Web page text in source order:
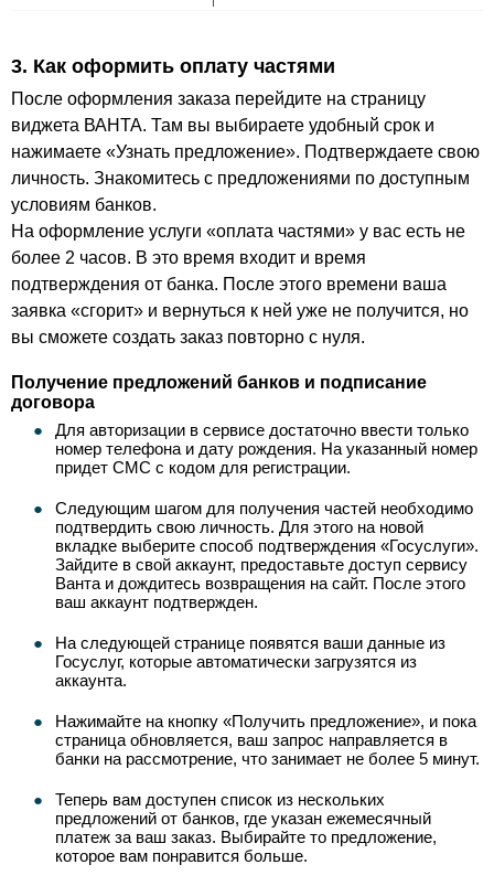
3. Как оформить оплату частями
После оформления заказа перейдите на страницу
виджета ВАНТА. Там вы выбираете удобный срок и
нажимаете «Узнать предложение». Подтверждаете свою
личность. Знакомитесь с предложениями по доступным
условиям банков.
На оформление услуги «оплата частями» у вас есть не
более 2 часов. В это время входит и время
подтверждения от банка. После этого времени ваша
заявка «сгорит» и вернуться к ней уже не получится, но
вы сможете создать заказ повторно с нуля.
Получение предложений банков и подписание
договора
Для авторизации в сервисе достаточно ввести только
номер телефона и дату рождения. На указанный номер
придет СМС с кодом для регистрации.
Следующим шагом для получения частей необходимо
подтвердить свою личность. Для этого на новой
вкладке выберите способ подтверждения «Госуслуги».
Зайдите в свой аккаунт, предоставьте доступ сервису
Ванта и дождитесь возвращения на сайт. После этого
ваш аккаунт подтвержден.
На следующей странице появятся ваши данные из
Госуслуг, которые автоматически загрузятся из
аккаунта.
Нажимайте на кнопку «Получить предложение», и пока
страница обновляется, ваш запрос направляется в
банки на рассмотрение, что занимает не более 5 минут.
Теперь вам доступен список из нескольких
предложений от банков, где указан ежемесячный
платеж за ваш заказ. Выбирайте то предложение,
которое вам понравится больше.